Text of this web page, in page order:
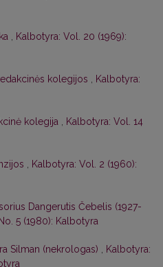
Kalbotyra: Vol. 20 (1969):
kolegijos
Kalbotyra:
kolegija
Kalbotyra: Vol. 14
Kalbotyra: Vol. 2 (1960):
Dangerutis Čebelis (1927-
5 (1980): Kalbotyra
Silman (nekrologas)
Kalbotyra: